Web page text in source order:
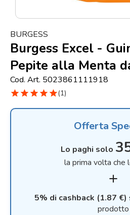
Punti
Blog
e
news
BURGESS
Burgess Excel -
Pepite alla Menta
Cod. Art. 5023861111918
star star star star star(1)
Offerta
Lo paghi solo
la prima volta che
add
5% di cashback (1.87 €)
prodotto